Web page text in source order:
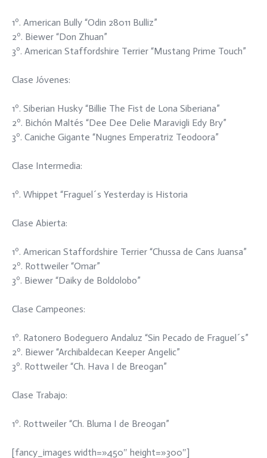
1º. American Bully “Odin 28011 Bulliz”
2º. Biewer “Don Zhuan”
3º. American Staffordshire Terrier “Mustang Prime Touch”
Clase Jóvenes:
1º. Siberian Husky “Billie The Fist de Lona Siberiana”
2º. Bichón Maltés “Dee Dee Delie Maravigli Edy Bry”
3º. Caniche Gigante “Nugnes Emperatriz Teodoora”
Clase Intermedia:
1º. Whippet “Fraguel´s Yesterday is Historia
Clase Abierta:
1º. American Staffordshire Terrier “Chussa de Cans Juansa”
2º. Rottweiler “Omar”
3º. Biewer “Daiky de Boldolobo”
Clase Campeones:
1º. Ratonero Bodeguero Andaluz “Sin Pecado de Fraguel´s”
2º. Biewer “Archibaldecan Keeper Angelic”
3º. Rottweiler “Ch. Hava I de Breogan”
Clase Trabajo:
1º. Rottweiler “Ch. Bluma I de Breogan”
[fancy_images width=»450″ height=»300″]